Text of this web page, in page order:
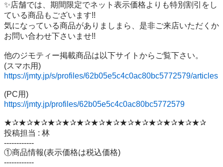
✨️店舗では、期間限定でネット表示価格よりも特別割引をし
ている商品もございます!!
気になっている商品がありましまら、是非ご来店いただくか
お問い合わせ下さいませ!!
他のジモティー掲載商品は以下サイトからご覧下さい。
https://jmty.jp/s/profiles/62b05e5c4c0ac80bc5772579/articles
https://jmty.jp/profiles/62b05e5c4c0ac80bc5772579
★✰★✰★✰★✰★✰★✰★✰★✰★✰★✰★✰★✰★✰★✰
投稿担当 : 林
------------
①商品情報(表示価格は税込価格)
------------